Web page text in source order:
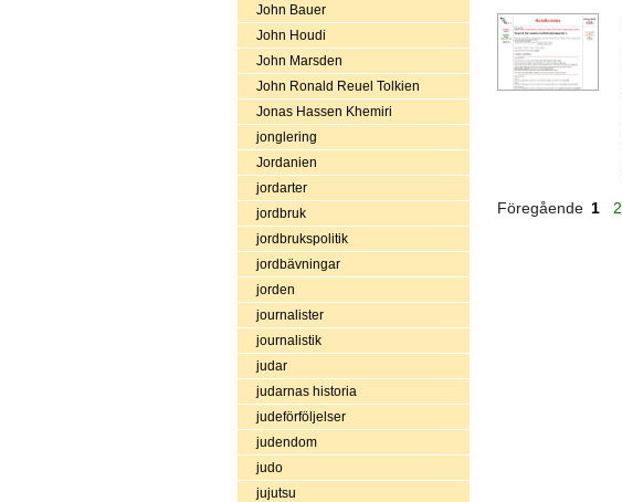
John Bauer
John Houdi
John Marsden
John Ronald Reuel Tolkien
Jonas Hassen Khemiri
jonglering
Jordanien
jordarter
jordbruk
jordbrukspolitik
jordbävningar
jorden
journalister
journalistik
judar
judarnas historia
judeförföljelser
judendom
judo
jujutsu
Föregående 1 2